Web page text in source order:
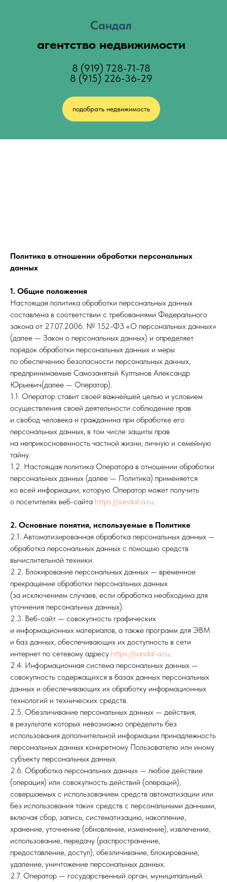
Сандал
агентство недвижимости
8 (919) 728-71-78
8 (915) 226-36-29
подобрать недвижимость
Политика в отношении обработки персональных
данных
1. Общие положения
Настоящая политика обработки персональных данных
составлена в соответствии с требованиями Федерального
закона от 27.07.2006. № 152-ФЗ «О персональных данных»
(далее — Закон о персональных данных) и определяет
порядок обработки персональных данных и меры
по обеспечению безопасности персональных данных,
предпринимаемые Cамозанятый Култынов Александр
Юрьевич(далее — Оператор).
1.1. Оператор ставит своей важнейшей целью и условием
осуществления своей деятельности соблюдение прав
и свобод человека и гражданина при обработке его
персональных данных, в том числе защиты прав
на неприкосновенность частной жизни, личную и семейную
тайну.
1.2. Настоящая политика Оператора в отношении обработки
персональных данных (далее — Политика) применяется
ко всей информации, которую Оператор может получить
о посетителях веб-сайта https://sandal-a.ru.
2. Основные понятия, используемые в Политике
2.1. Автоматизированная обработка персональных данных —
обработка персональных данных с помощью средств
вычислительной техники.
2.2. Блокирование персональных данных — временное
прекращение обработки персональных данных
(за исключением случаев, если обработка необходима для
уточнения персональных данных).
2.3. Веб-сайт — совокупность графических
и информационных материалов, а также программ для ЭВМ
и баз данных, обеспечивающих их доступность в сети
интернет по сетевому адресу https://sandal-a.ru.
2.4. Информационная система персональных данных —
совокупность содержащихся в базах данных персональных
данных и обеспечивающих их обработку информационных
технологий и технических средств.
2.5. Обезличивание персональных данных — действия,
в результате которых невозможно определить без
использования дополнительной информации принадлежность
персональных данных конкретному Пользователю или иному
субъекту персональных данных.
2.6. Обработка персональных данных — любое действие
(операция) или совокупность действий (операций),
совершаемых с использованием средств автоматизации или
без использования таких средств с персональными данными,
включая сбор, запись, систематизацию, накопление,
хранение, уточнение (обновление, изменение), извлечение,
использование, передачу (распространение,
предоставление, доступ), обезличивание, блокирование,
удаление, уничтожение персональных данных.
2.7. Оператор — государственный орган, муниципальный